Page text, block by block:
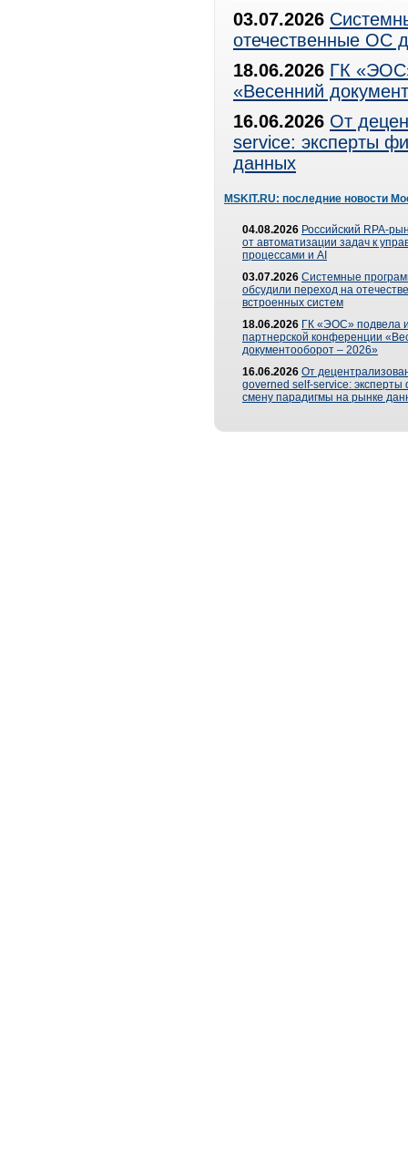
03.07.2026
отечественные ОС
18.06.2026 ГК
«Весенний
16.06.2026 От
service: эксперты
данных
MSKIT.RU: последние новости
04.08.2026 Российский RPA-
от автоматизации задач к
процессами и AI
03.07.2026 Системные
обсудили переход на
встроенных систем
18.06.2026 ГК «ЭОС» подвела
партнерской конференции
документооборот – 2026»
16.06.2026 От
governed self-service: эксперты
смену парадигмы на рынке